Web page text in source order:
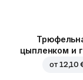
цыпленком и
от 12,10